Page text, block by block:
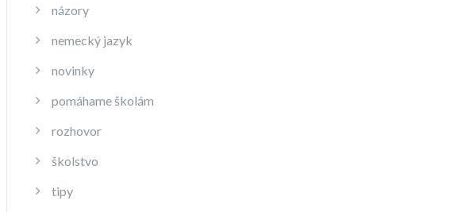
názory
nemecký jazyk
novinky
pomáhame školám
rozhovor
školstvo
tipy